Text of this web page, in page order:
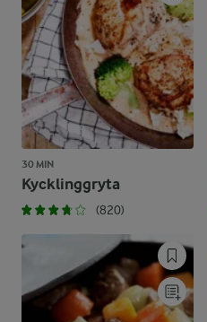
30 MIN
Kycklinggryta
(820)